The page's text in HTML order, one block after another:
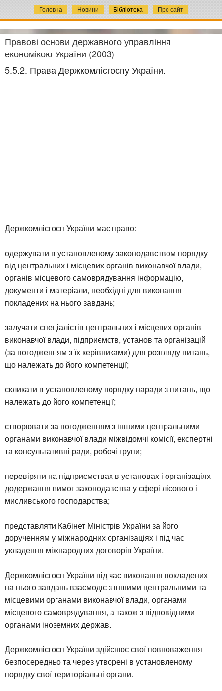
Головна Новини Бібліотека Про сайт
Правові основи державного управління
економікою України (2003)
5.5.2. Права Держкомлісгоспу України.
Держкомлісгосп України має право:
одержувати в установленому законодавством порядку
від центральних і місцевих органів виконавчої влади,
органів місцевого самоврядування інформацію,
документи і матеріали, необхідні для виконання
покладених на нього завдань;
залучати спеціалістів центральних і місцевих органів
виконавчої влади, підприємств, установ та організацій
(за погодженням з їх керівниками) для розгляду питань,
що належать до його компетенції;
скликати в установленому порядку наради з питань, що
належать до його компетенції;
створювати за погодженням з іншими центральними
органами виконавчої влади міжвідомчі комісії, експертні
та консультативні ради, робочі групи;
перевіряти на підприємствах в установах і організаціях
додержання вимог законодавства у сфері лісового і
мисливського господарства;
представляти Кабінет Міністрів України за його
дорученням у міжнародних організаціях і під час
укладення міжнародних договорів України.
Держкомлісгосп України під час виконання покладених
на нього завдань взаємодіє з іншими центральними та
місцевими органами виконавчої влади, органами
місцевого самоврядування, а також з відповідними
органами іноземних держав.
Держкомлісгосп України здійснює свої повноваження
безпосередньо та через утворені в установленому
порядку свої територіальні органи.